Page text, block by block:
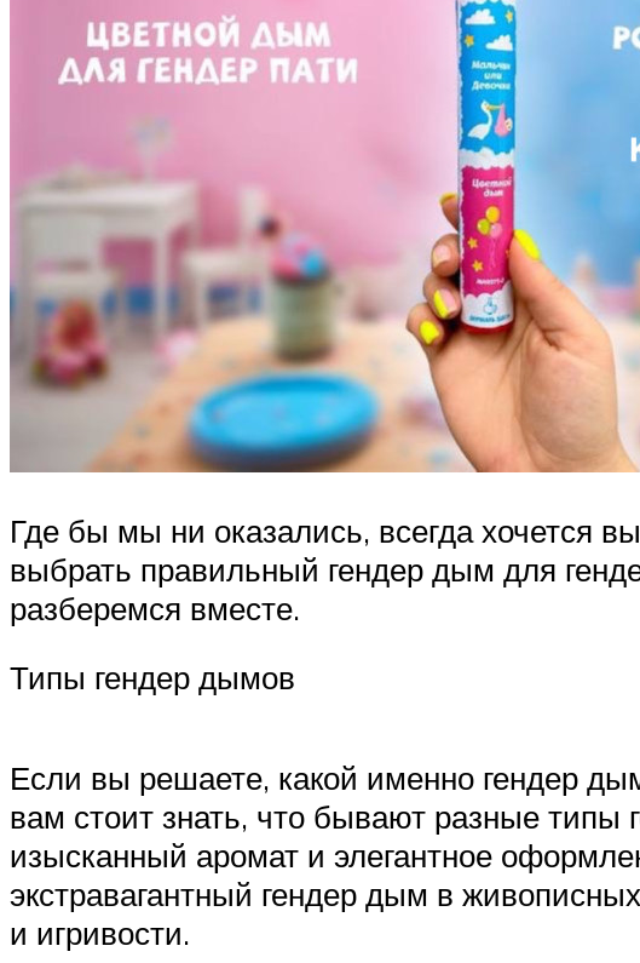
Где бы мы ни оказались, всегда хочется
выбрать правильный гендер дым для
разберемся вместе.
Типы гендер дымов
Если вы решаете, какой именно гендер
вам стоит знать, что бывают разные
изысканный аромат и элегантное
экстравагантный гендер дым в
и игривости.